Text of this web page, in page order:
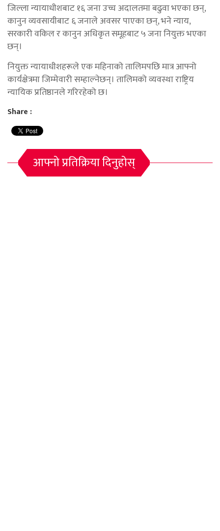
जिल्ला न्यायाधीशबाट १६ जना उच्च अदालतमा बढुवा भएका छन्,
कानुन व्यवसायीबाट ६ जनाले अवसर पाएका छन्, भने न्याय,
सरकारी वकिल र कानुन अधिकृत समूहबाट ५ जना नियुक्त भएका
छन्।
नियुक्त न्यायाधीशहरूले एक महिनाको तालिमपछि मात्र आफ्नो
कार्यक्षेत्रमा जिम्मेवारी सम्हाल्नेछन्। तालिमको व्यवस्था राष्ट्रिय
न्यायिक प्रतिष्ठानले गरिरहेको छ।
Share :
आफ्नो प्रतिक्रिया दिनुहोस्